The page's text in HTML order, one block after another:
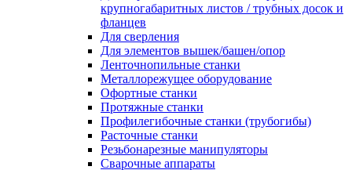
крупногабаритных листов / трубных досок и
фланцев
Для сверления
Для элементов вышек/башен/опор
Ленточнопильные станки
Металлорежущее оборудование
Офортные станки
Протяжные станки
Профилегибочные станки (трубогибы)
Расточные станки
Резьбонарезные манипуляторы
Сварочные аппараты